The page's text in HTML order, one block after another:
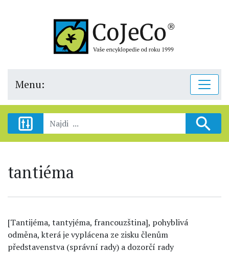
Menu:
tantiéma
[Tantijéma, tantyjéma, francouzština], pohyblivá
odměna, která je vyplácena ze zisku členům
představenstva (správní rady) a dozorčí rady